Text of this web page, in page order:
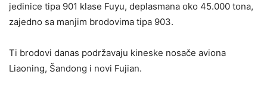
jedinice tipa 901 klase Fuyu, deplasmana oko 45.000 tona,
zajedno sa manjim brodovima tipa 903.
Ti brodovi danas podržavaju kineske nosače aviona
Liaoning, Šandong i novi Fujian.